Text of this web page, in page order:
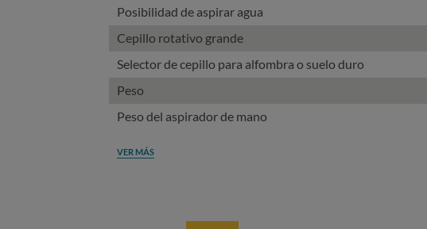
Posibilidad de aspirar agua
Cepillo rotativo grande
Selector de cepillo para alfombra o suelo duro
Peso
Peso del aspirador de mano
VER MÁS